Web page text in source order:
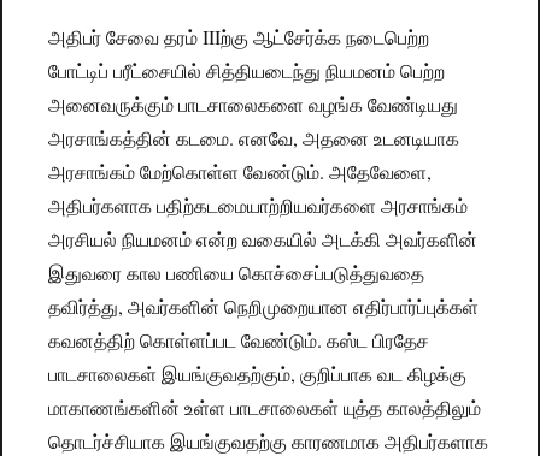
அதிபர் சேவை தரம் IIIற்கு ஆட்சேர்க்க நடைபெற்ற
போட்டிப் பரீட்சையில் சித்தியடைந்து நியமனம் பெற்ற
அனைவருக்கும் பாடசாலைகளை வழங்க வேண்டியது
அரசாங்கத்தின் கடமை. எனவே, அதனை உடனடியாக
அரசாங்கம் மேற்கொள்ள வேண்டும். அதேவேளை,
அதிபர்களாக பதிற்கடமையாற்றியவர்களை அரசாங்கம்
அரசியல் நியமனம் என்ற வகையில் அடக்கி அவர்களின்
இதுவரை கால பணியை கொச்சைப்படுத்துவதை
தவிர்த்து, அவர்களின் நெறிமுறையான எதிர்பார்ப்புக்கள்
கவனத்திற் கொள்ளப்பட வேண்டும். கஸ்ட பிரதேச
பாடசாலைகள் இயங்குவதற்கும், குறிப்பாக வட கிழக்கு
மாகாணங்களின் உள்ள பாடசாலைகள் யுத்த காலத்திலும்
தொடர்ச்சியாக இயங்குவதற்கு காரணமாக அதிபர்களாக